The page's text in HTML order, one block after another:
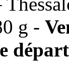
g -